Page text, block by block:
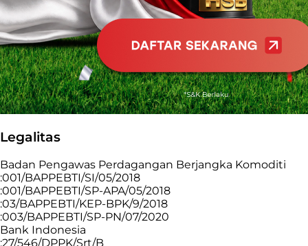
Legalitas
Badan Pengawas Perdagangan Berjangka Komoditi
:001/BAPPEBTI/SI/05/2018
:001/BAPPEBTI/SP-APA/05/2018
:03/BAPPEBTI/KEP-BPK/9/2018
:003/BAPPEBTI/SP-PN/07/2020
Bank Indonesia
:27/546/DPPK/Srt/B